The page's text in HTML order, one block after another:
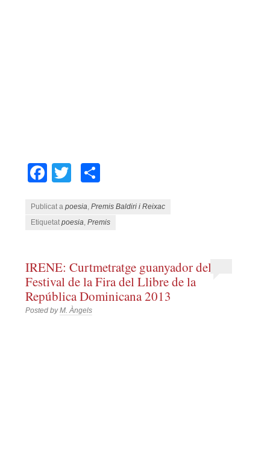
Facebook
Twitter
Publicat apoesia,Premis Baldiri i Reixac
Etiquetatpoesia,Premis
IRENE: Curtmetratge guanyador del
Festival de la Fira del Llibre de la
República Dominicana 2013
Posted byM. Àngels